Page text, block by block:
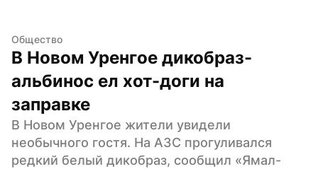
Общество
В Новом Уренгое дикобраз-
альбинос ел хот-доги на
заправке
В Новом Уренгое жители увидели
необычного гостя. На АЗС прогуливался
редкий белый дикобраз, сообщил «Ямал-